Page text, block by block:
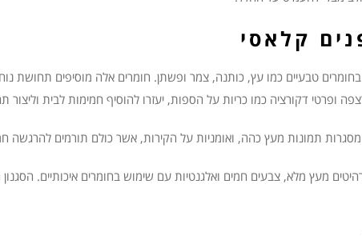
קלאסי
טבעיים כמו עץ, כותנה, צמר ופשתן. חומרים אלה מוסיפים תחושת
ופרטי דקורציה כמו כריות על הספות, יעזרו להוסיף חמימות לבית וליצור
תמונות מעץ כהה, ואומניות על הקירות, אשר כולם תורמים להרגשה
מעץ מלא, צבעים חמים ואלגנטיות עם שימוש בחומרים איכותיים.